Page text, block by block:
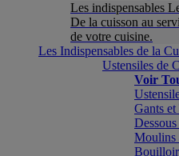
Les indispensables
De la cuisson au
de votre cuisine.
Les Indispensables de la
Ustensiles de
Voir
Gants
Moulins